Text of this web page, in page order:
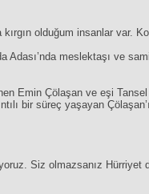
olduğum insanlar var.
Adası’nda meslektaşı ve
Emin Çölaşan ve eşi
bir süreç yaşayan
Siz olmazsanız Hürriyet